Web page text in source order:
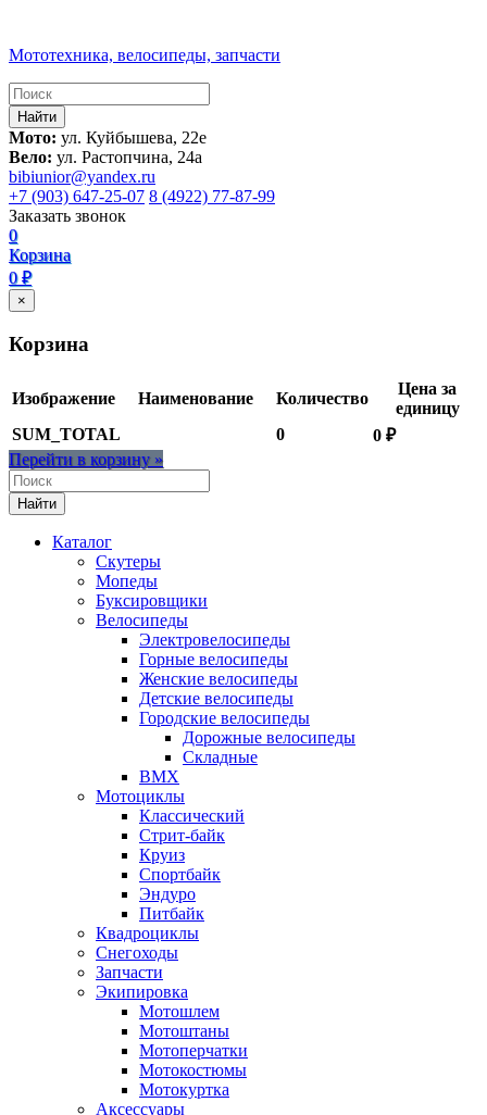
Мототехника, велосипеды, запчасти
Мото: ул. Куйбышева, 22е
Вело: ул. Растопчина, 24а
bibiunior@yandex.ru
+7 (903) 647-25-07 8 (4922) 77-87-99
Заказать звонок
0
Корзина
0 ₽
×
Корзина
Изображение Наименование Количество
Цена за
единицу
SUM_TOTAL
0
0 ₽
Перейти в корзину »
Каталог
Скутеры
Мопеды
Буксировщики
Велосипеды
Электровелосипеды
Горные велосипеды
Женские велосипеды
Детские велосипеды
Городские велосипеды
Дорожные велосипеды
Складные
BMX
Мотоциклы
Классический
Стрит-байк
Круиз
Спортбайк
Эндуро
Питбайк
Квадроциклы
Снегоходы
Запчасти
Экипировка
Мотошлем
Мотоштаны
Мотоперчатки
Мотокостюмы
Мотокуртка
Аксессуары